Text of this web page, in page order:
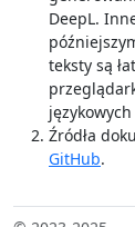
DeepL.
teksty są
Źródła
GitHub.